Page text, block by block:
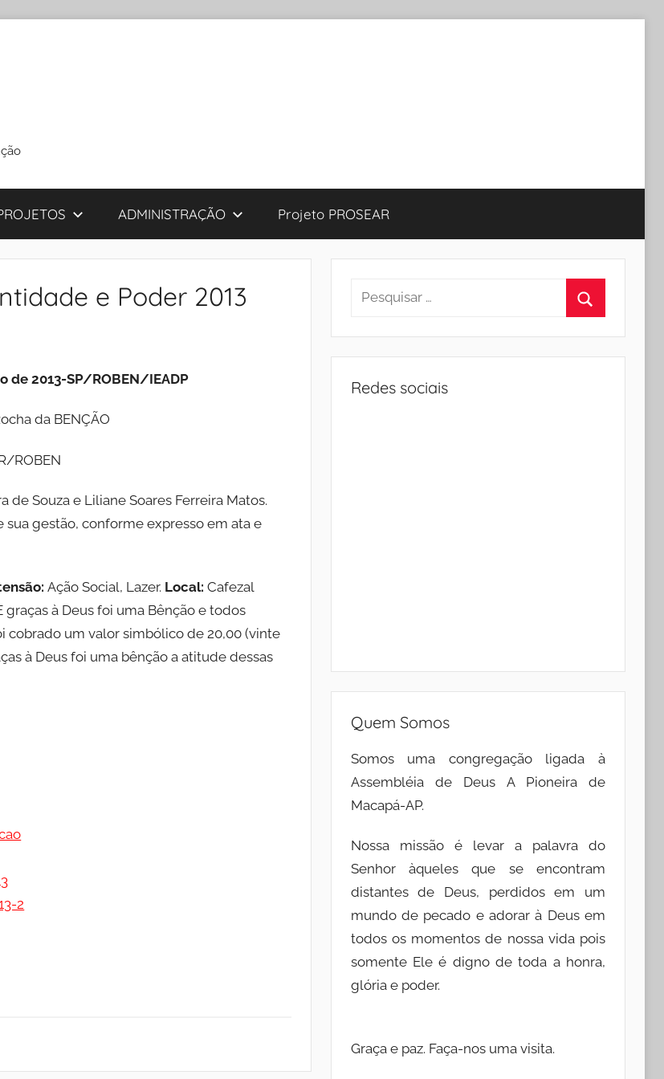
ADMINISTRAÇÃO Projeto PROSEAR
e Poder 2013
de 2013-SP/ROBEN/IEADP
da BENÇÃO
ROBEN
de Souza e Liliane Soares Ferreira Matos.
sua gestão, conforme expresso em ata e
Ação Social, Lazer. Local: Cafezal
graças à Deus foi uma Bênção e todos
cobrado um valor simbólico de 20,00 (vinte
à Deus foi uma bênção a atitude dessas
2
Pesquisar
Redes sociais
Quem Somos
Somos uma congregação ligada à
Assembléia de Deus A Pioneira de
Macapá-AP.
Nossa missão é levar a palavra do
Senhor àqueles que se encontram
distantes de Deus, perdidos em um
mundo de pecado e adorar à Deus em
todos os momentos de nossa vida pois
somente Ele é digno de toda a honra,
glória e poder.
Graça e paz. Faça-nos uma visita.